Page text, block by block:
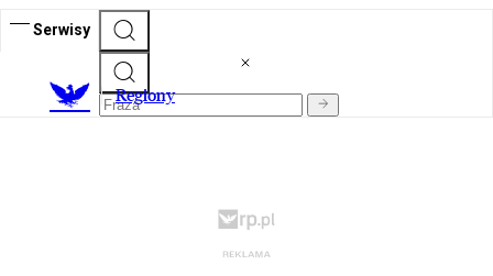
Serwisy
Regiony